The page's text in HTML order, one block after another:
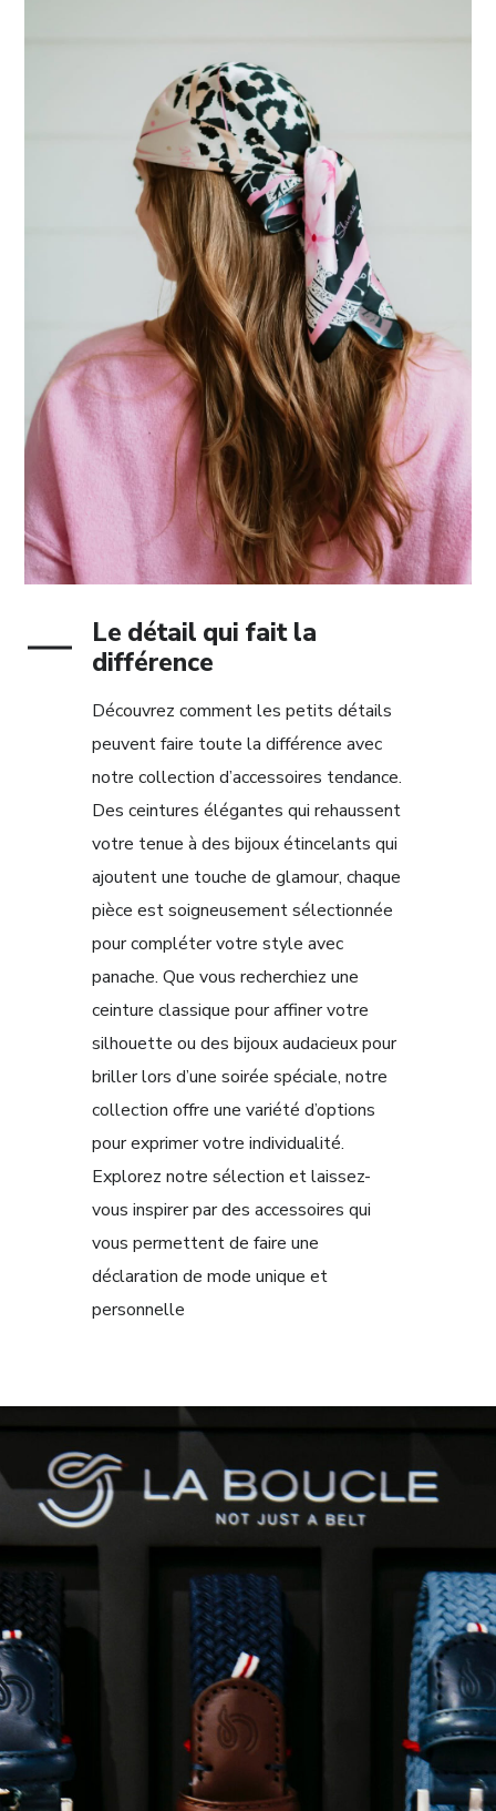
Le détail qui fait la
différence
Découvrez comment les petits détails
peuvent faire toute la différence avec
notre collection d’accessoires tendance.
Des ceintures élégantes qui rehaussent
votre tenue à des bijoux étincelants qui
ajoutent une touche de glamour, chaque
pièce est soigneusement sélectionnée
pour compléter votre style avec
panache. Que vous recherchiez une
ceinture classique pour affiner votre
silhouette ou des bijoux audacieux pour
briller lors d’une soirée spéciale, notre
collection offre une variété d’options
pour exprimer votre individualité.
Explorez notre sélection et laissez-
vous inspirer par des accessoires qui
vous permettent de faire une
déclaration de mode unique et
personnelle